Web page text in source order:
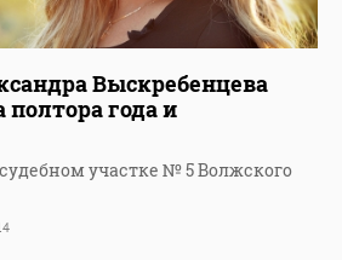
Выскребенцева
года и
участке № 5 Волжского